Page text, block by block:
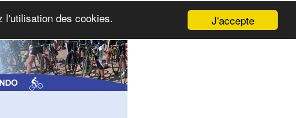
J'accepte
l'utilisation des cookies.